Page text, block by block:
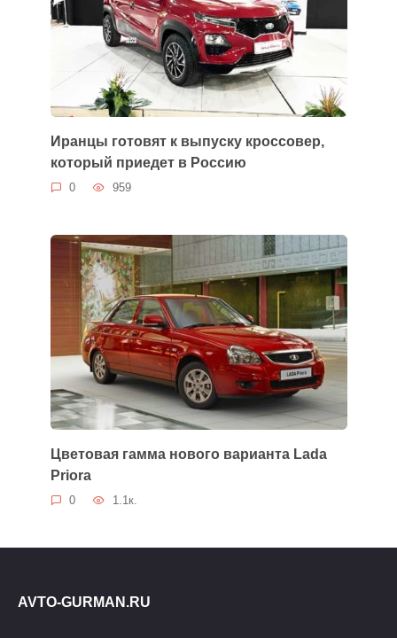
Иранцы готовят к выпуску кроссовер,
который приедет в Россию
0 959
Цветовая гамма нового варианта Lada
Priora
0 1.1к.
AVTO-GURMAN.RU